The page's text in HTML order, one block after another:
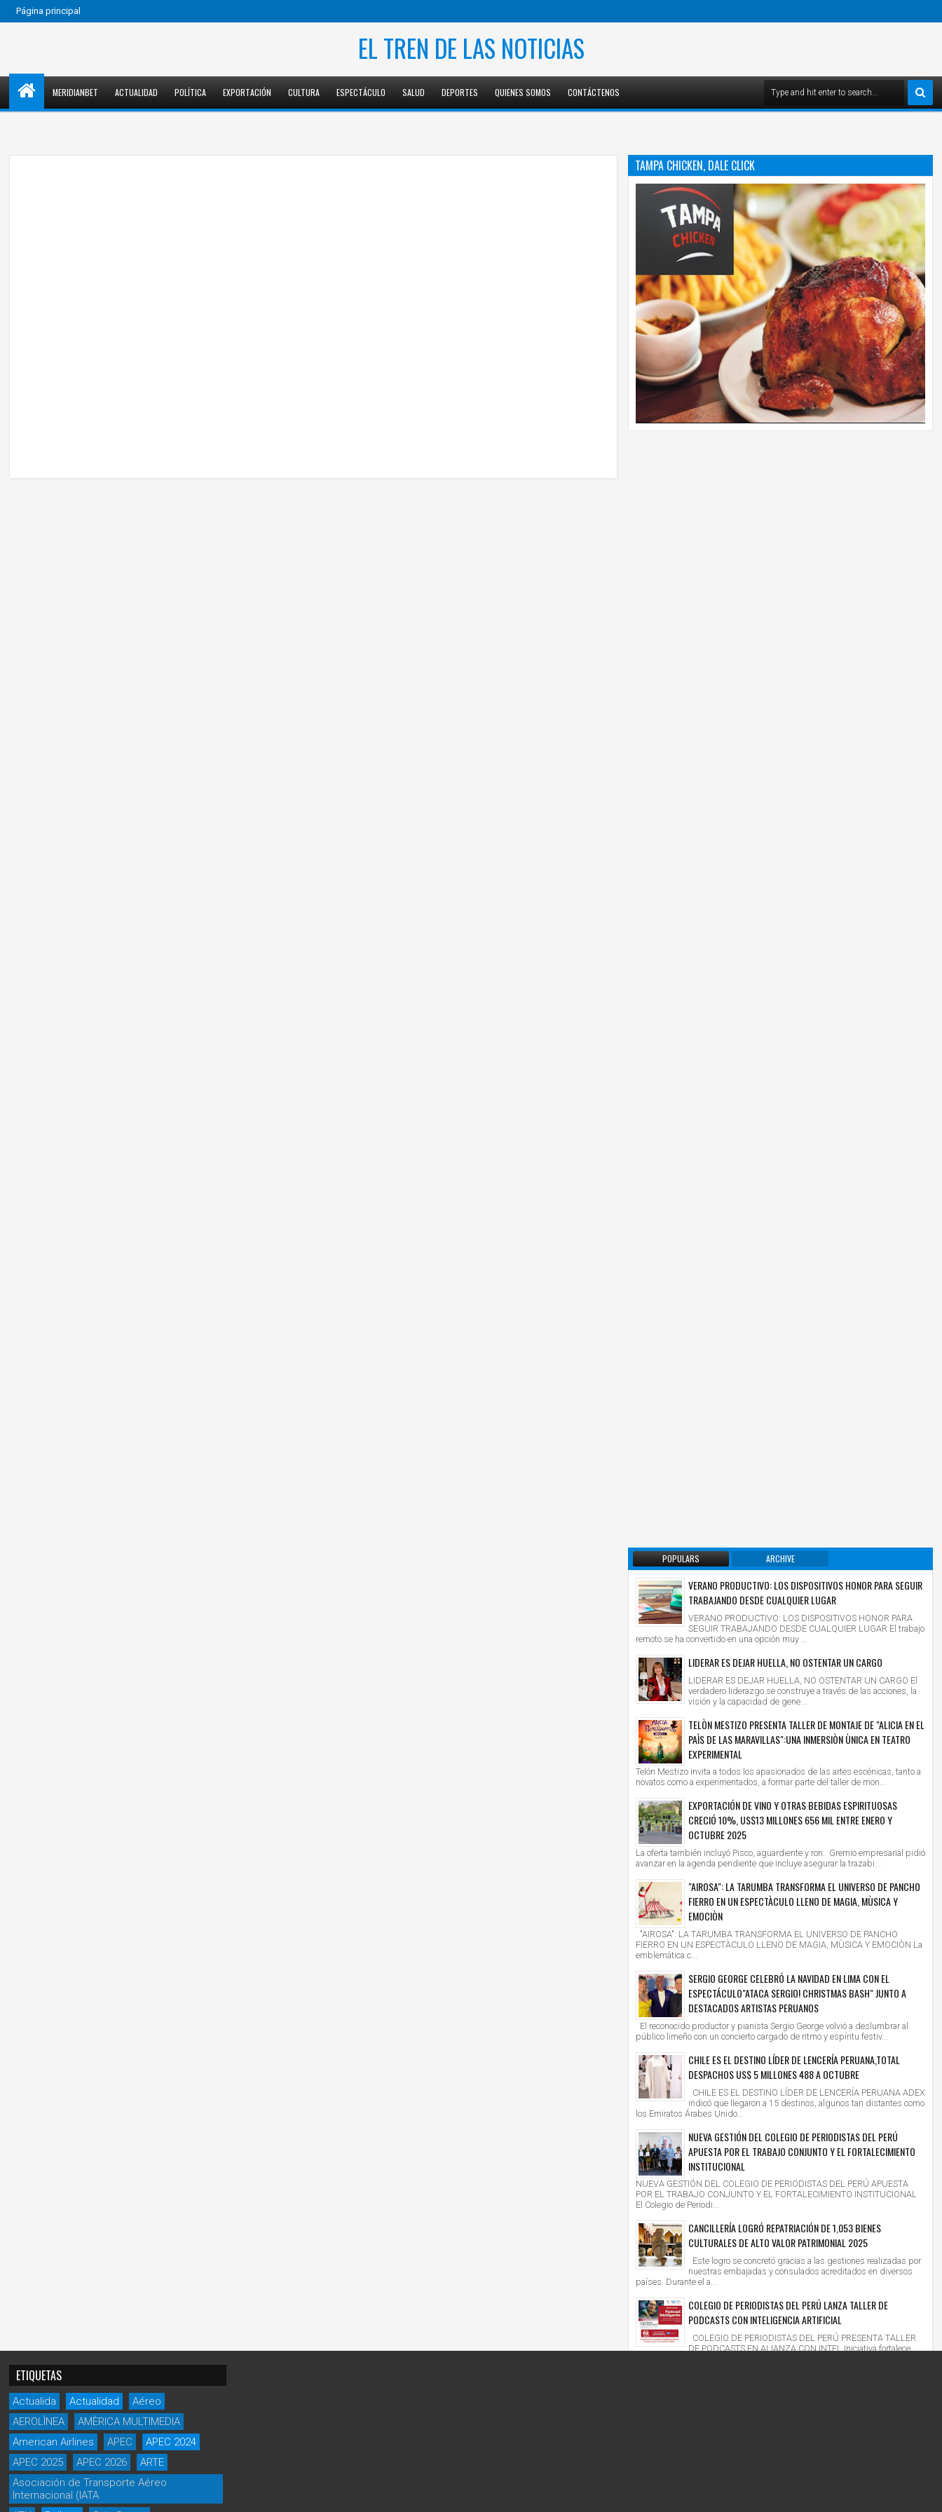
Página principal
EL TREN DE LAS NOTICIAS
MERIDIANBET ACTUALIDAD POLÍTICA EXPORTACIÓN CULTURA ESPECTÁCULO SALUD DEPORTES QUIENES SOMOS CONTÁCTENOS
TAMPA CHICKEN, DALE CLICK
POPULARS ARCHIVE
VERANO PRODUCTIVO: LOS DISPOSITIVOS HONOR PARA SEGUIR
TRABAJANDO DESDE CUALQUIER LUGAR
VERANO PRODUCTIVO: LOS DISPOSITIVOS HONOR PARA
SEGUIR TRABAJANDO DESDE CUALQUIER LUGAR El trabajo
remoto se ha convertido en una opción muy ...
LIDERAR ES DEJAR HUELLA, NO OSTENTAR UN CARGO
LIDERAR ES DEJAR HUELLA, NO OSTENTAR UN CARGO El
verdadero liderazgo se construye a través de las acciones, la
visión y la capacidad de gene...
TELÒN MESTIZO PRESENTA TALLER DE MONTAJE DE "ALICIA EN EL
PAÌS DE LAS MARAVILLAS":UNA INMERSIÒN ÙNICA EN TEATRO
EXPERIMENTAL
Telón Mestizo invita a todos los apasionados de las artes escénicas, tanto a
novatos como a experimentados, a formar parte del taller de mon...
EXPORTACIÓN DE VINO Y OTRAS BEBIDAS ESPIRITUOSAS
CRECIÓ 10%, US$13 MILLONES 656 MIL ENTRE ENERO Y
OCTUBRE 2025
La oferta también incluyó Pisco, aguardiente y ron. Gremio empresarial pidió
avanzar en la agenda pendiente que incluye asegurar la trazabi...
"AIROSA": LA TARUMBA TRANSFORMA EL UNIVERSO DE PANCHO
FIERRO EN UN ESPECTÀCULO LLENO DE MAGIA, MÙSICA Y
EMOCIÒN
"AIROSA": LA TARUMBA TRANSFORMA EL UNIVERSO DE PANCHO
FIERRO EN UN ESPECTÀCULO LLENO DE MAGIA, MÙSICA Y EMOCIÒN La
emblemática c...
SERGIO GEORGE CELEBRÓ LA NAVIDAD EN LIMA CON EL
ESPECTÁCULO"ATACA SERGIO! CHRISTMAS BASH" JUNTO A
DESTACADOS ARTISTAS PERUANOS
El reconocido productor y pianista Sergio George volvió a deslumbrar al
público limeño con un concierto cargado de ritmo y espíritu festiv...
CHILE ES EL DESTINO LÍDER DE LENCERÍA PERUANA,TOTAL
DESPACHOS US$ 5 MILLONES 488 A OCTUBRE
CHILE ES EL DESTINO LÍDER DE LENCERÍA PERUANA ADEX
indicó que llegaron a 15 destinos, algunos tan distantes como
los Emiratos Árabes Unido...
NUEVA GESTIÓN DEL COLEGIO DE PERIODISTAS DEL PERÚ
APUESTA POR EL TRABAJO CONJUNTO Y EL FORTALECIMIENTO
INSTITUCIONAL
NUEVA GESTIÓN DEL COLEGIO DE PERIODISTAS DEL PERÚ APUESTA
POR EL TRABAJO CONJUNTO Y EL FORTALECIMIENTO INSTITUCIONAL
El Colegio de Periodi...
CANCILLERÍA LOGRÓ REPATRIACIÓN DE 1,053 BIENES
CULTURALES DE ALTO VALOR PATRIMONIAL 2025
Este logro se concretó gracias a las gestiones realizadas por
nuestras embajadas y consulados acreditados en diversos
países. Durante el a...
COLEGIO DE PERIODISTAS DEL PERÚ LANZA TALLER DE
PODCASTS CON INTELIGENCIA ARTIFICIAL
COLEGIO DE PERIODISTAS DEL PERÚ PRESENTA TALLER
DE PODCASTS EN ALIANZA CON INTEL Iniciativa fortalece
ETIQUETAS
Actualida Actualidad
Aéreo
AEROLÌNEA
AMÈRICA MULTIMEDIA
American Airlines
APEC
APEC 2024
APEC 2025
APEC 2026
ARTE
Asociación de Transporte Aéreo
Internacional (IATA